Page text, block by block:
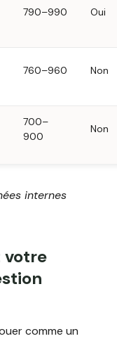
790–990 Oui
760–960 Non
700–
900
Non
internes
votre
comme un